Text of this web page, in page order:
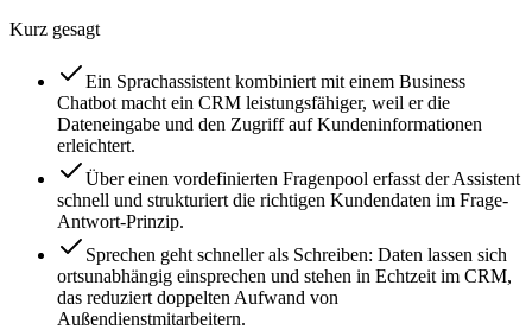
Kurz gesagt
Ein Sprachassistent kombiniert mit einem Business
Chatbot macht ein CRM leistungsfähiger, weil er die
Dateneingabe und den Zugriff auf Kundeninformationen
erleichtert.
Über einen vordefinierten Fragenpool erfasst der Assistent
schnell und strukturiert die richtigen Kundendaten im Frage-
Antwort-Prinzip.
Sprechen geht schneller als Schreiben: Daten lassen sich
ortsunabhängig einsprechen und stehen in Echtzeit im CRM,
das reduziert doppelten Aufwand von
Außendienstmitarbeitern.